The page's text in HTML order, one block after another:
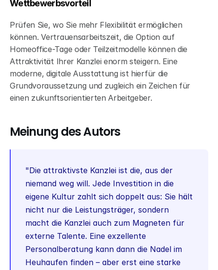
Wettbewerbsvorteil
Prüfen Sie, wo Sie mehr Flexibilität ermöglichen
können. Vertrauensarbeitszeit, die Option auf
Homeoffice-Tage oder Teilzeitmodelle können die
Attraktivität Ihrer Kanzlei enorm steigern. Eine
moderne, digitale Ausstattung ist hierfür die
Grundvoraussetzung und zugleich ein Zeichen für
einen zukunftsorientierten Arbeitgeber.
Meinung des Autors
"Die attraktivste Kanzlei ist die, aus der
niemand weg will. Jede Investition in die
eigene Kultur zahlt sich doppelt aus: Sie hält
nicht nur die Leistungsträger, sondern
macht die Kanzlei auch zum Magneten für
externe Talente. Eine exzellente
Personalberatung kann dann die Nadel im
Heuhaufen finden – aber erst eine starke